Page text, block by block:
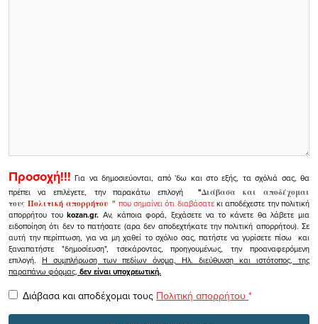
Προσοχή!!! Για να δημοσιεύονται, από 'δω και στο εξής, τα σχόλιά σας, θα
πρέπει να επιλέγετε, την παρακάτω επιλογή
"Διάβασα και αποδέχομαι
τουςΠολιτική απορρήτου" που σημαίνει ότι διαβάσατεκι αποδέχεστε την πολιτική
απορρήτου τουkozan.gr. Αν, κάποια φορά, ξεχάσετε να το κάνετε θα λάβετε μια
ειδοποίηση ότι δεν το πατήσατε (αρα δεν αποδεχτήκατε την πολιτική απορρήτου). Σε
αυτή την περίπτωση, για να μη χαθεί το σχόλιο σας, πατήστε να γυρίσετε πίσω και
ξαναπατήστε "δημοσίευση", τσεκάροντας, προηγουμένως, την προαναφερόμενη
επιλογή.Η συμπλήρωση των πεδίων όνομα, Ηλ. διεύθυνση και ιστότοπος, της
παραπάνω φόρμας, δεν είναι υποχρεωτική.
Διάβασα και αποδέχομαι τους Πολιτική απορρήτου *